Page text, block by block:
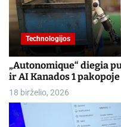
Technologijos
„Autonomique“ diegia
ir AI Kanados 1 pakopoje
18 birželio, 2026